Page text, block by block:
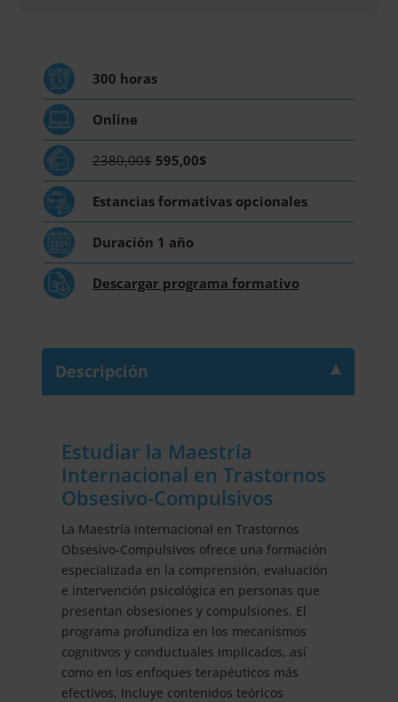
Acreditado
Apostilla
300 horas
Online
2380,00$ 595,00$
Estancias formativas opcionales
Duración 1 año
Descargar programa formativo
Descripción
Estudiar la Maestría
Internacional en Trastornos
Obsesivo-Compulsivos
La Maestría Internacional en Trastornos
Obsesivo-Compulsivos ofrece una formación
especializada en la comprensión, evaluación
e intervención psicológica en personas que
presentan obsesiones y compulsiones. El
programa profundiza en los mecanismos
cognitivos y conductuales implicados, así
como en los enfoques terapéuticos más
efectivos. Incluye contenidos teóricos